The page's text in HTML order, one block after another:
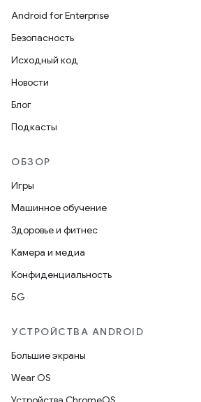
Android for Enterprise
Безопасность
Исходный код
Новости
Блог
Подкасты
ОБЗОР
Игры
Машинное обучение
Здоровье и фитнес
Камера и медиа
Конфиденциальность
5G
УСТРОЙСТВА ANDROID
Большие экраны
Wear OS